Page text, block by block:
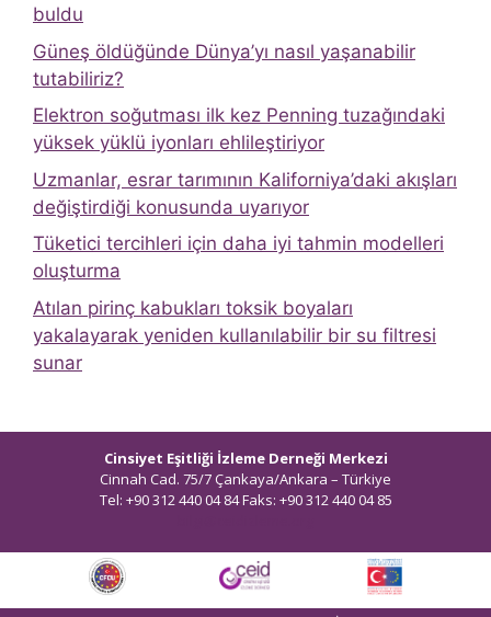
buldu
Güneş öldüğünde Dünya’yı nasıl yaşanabilir
tutabiliriz?
Elektron soğutması ilk kez Penning tuzağındaki
yüksek yüklü iyonları ehlileştiriyor
Uzmanlar, esrar tarımının Kaliforniya’daki akışları
değiştirdiği konusunda uyarıyor
Tüketici tercihleri ​​için daha iyi tahmin modelleri
oluşturma
Atılan pirinç kabukları toksik boyaları
yakalayarak yeniden kullanılabilir bir su filtresi
sunar
Cinsiyet Eşitliği İzleme Derneği Merkezi
Cinnah Cad. 75/7 Çankaya/Ankara – Türkiye
Tel: +90 312 440 04 84 Faks: +90 312 440 04 85